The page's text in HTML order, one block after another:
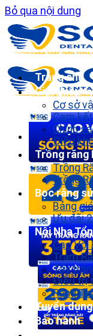
Bỏ qua nội dung
Trang chủ
Giới thiệu
Cơ sở
Cam
Chính
Điều
Trồng răng
Trồng
Trồng
Bọc răng
Bảng
Ưu đãi
Nội Nha
Cạo Vôi
Trám
Tẩy
Điều trị
Răng
Tuyển dụng
Bảo hành